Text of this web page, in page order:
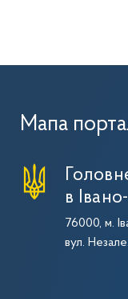
Мапа
в
76000, м.
вул.